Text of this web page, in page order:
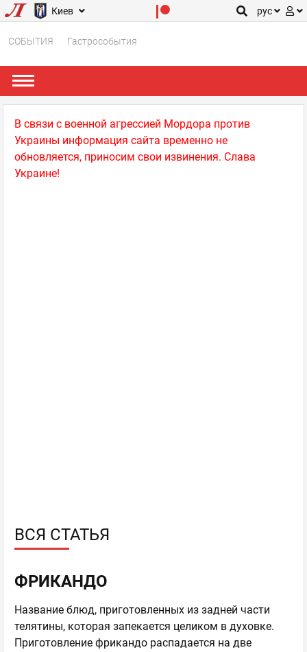
Киев рус
СОБЫТИЯ Гастрособытия
В связи с военной агрессией Мордора против
Украины информация сайта временно не
обновляется, приносим свои извинения. Слава
Украине!
ВСЯ СТАТЬЯ
ФРИКАНДО
Название блюд, приготовленных из задней части
телятины, которая запекается целиком в духовке.
Приготовление фрикандо распадается на две